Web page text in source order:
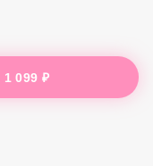
1 099 ₽